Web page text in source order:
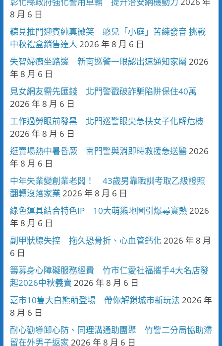
8 月 6 日
聽見推門迎賓純真微笑 憨兒「小庭」苦練發音 挑戰
中秋禮盒銷售達人 2026 年 8 月 6 日
失智婦癱坐路邊 新南巡警一眼認出速通知家屬 2026
年 8 月 6 日
見女網友需先匯錢 北門警戳破詐騙陷阱保住40萬
2026 年 8 月 6 日
工作過勞眼前發黑 北門巡警眼尖急扶女子化解危機
2026 年 8 月 6 日
逛賣場熱中暑昏厥 南門警與消即時救援急送醫2026
年 8 月 6 日
中年失業變創業老闆！ 43歲男靠職訓考取乙級證照
翻轉沒落家業 2026 年 8 月 6 日
綠色運具結合特色IP 10大萌熊地圖引爆尋寶熱2026
年 8 月 6 日
副甲狀腺失控 拖久恐骨折、心血管鈣化 2026 年 8 月
6 日
籌募身心障礙服務經費 竹市仁愛社福攜手4大名店發
起2026中秋義賣 2026 年 8 月 6 日
嘉市10隻大白熊萌登場 帶你解鎖城市新玩法 2026 年
8 月 6 日
耐心勸導卸心防、同理溝通助團聚 竹警二分局協助滯
留在外男子返家 2026 年 8 月 6 日